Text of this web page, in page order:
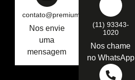
contato@premiumseg.com.br
Nos envie
uma
mensagem
(11) 93343-
1020
Nos chame
no WhatsApp